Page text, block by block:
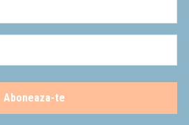
Aboneaza-te